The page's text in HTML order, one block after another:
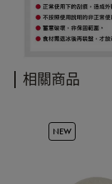
相關商品
NEW